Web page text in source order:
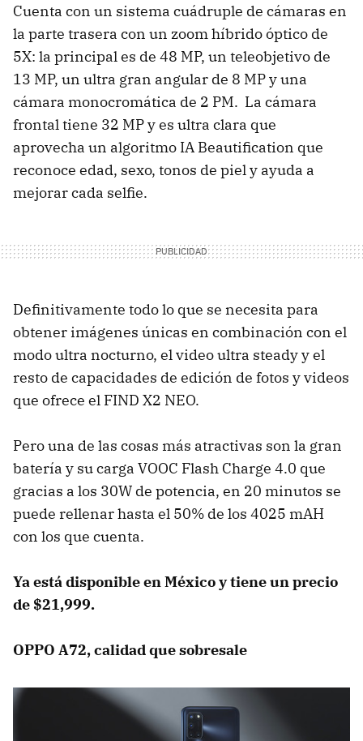
Cuenta con un sistema cuádruple de cámaras en
la parte trasera con un zoom híbrido óptico de
5X: la principal es de 48 MP, un teleobjetivo de
13 MP, un ultra gran angular de 8 MP y una
cámara monocromática de 2 PM. La cámara
frontal tiene 32 MP y es ultra clara que
aprovecha un algoritmo IA Beautification que
reconoce edad, sexo, tonos de piel y ayuda a
mejorar cada selfie.
Definitivamente todo lo que se necesita para
obtener imágenes únicas en combinación con el
modo ultra nocturno, el video ultra steady y el
resto de capacidades de edición de fotos y videos
que ofrece el FIND X2 NEO.
Pero una de las cosas más atractivas son la gran
batería y su carga VOOC Flash Charge 4.0 que
gracias a los 30W de potencia, en 20 minutos se
puede rellenar hasta el 50% de los 4025 mAH
con los que cuenta.
Ya está disponible en México y tiene un precio
de $21,999.
OPPO A72, calidad que sobresale